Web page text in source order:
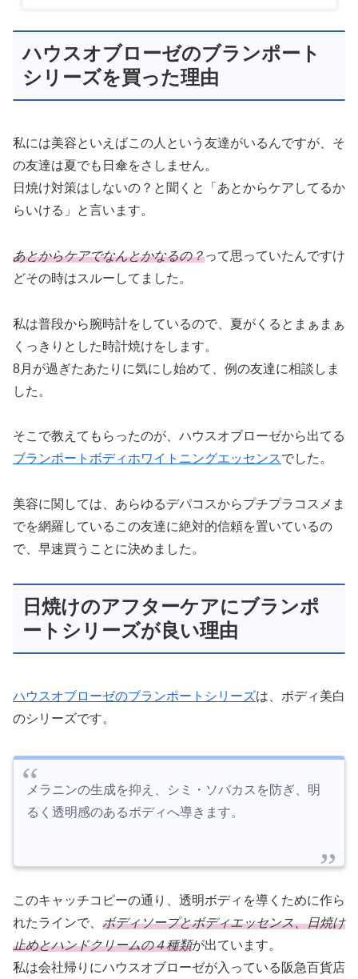
ハウスオブローゼのブランポート
シリーズを買った理由
私には美容といえばこの人という友達がいるんですが、そ
の友達は夏でも日傘をさしません。
日焼け対策はしないの？と聞くと「あとからケアしてるか
らいける」と言います。
あとからケアでなんとかなるの？って思っていたんですけ
どその時はスルーしてました。
私は普段から腕時計をしているので、夏がくるとまぁまぁ
くっきりとした時計焼けをします。
8月が過ぎたあたりに気にし始めて、例の友達に相談しま
した。
そこで教えてもらったのが、ハウスオブローゼから出てる
ブランポートボディホワイトニングエッセンスでした。
美容に関しては、あらゆるデパコスからプチプラコスメま
でを網羅しているこの友達に絶対的信頼を置いているの
で、早速買うことに決めました。
日焼けのアフターケアにブランポ
ートシリーズが良い理由
ハウスオブローゼのブランポートシリーズは、ボディ美白
のシリーズです。
メラニンの生成を抑え、シミ・ソバカスを防ぎ、明
るく透明感のあるボディへ導きます。
このキャッチコピーの通り、透明ボディを導くために作ら
れたラインで、 ボディソープとボディエッセンス、日焼け
止めとハンドクリームの４種類が出ています。
私は会社帰りにハウスオブローゼが入っている阪急百貨店